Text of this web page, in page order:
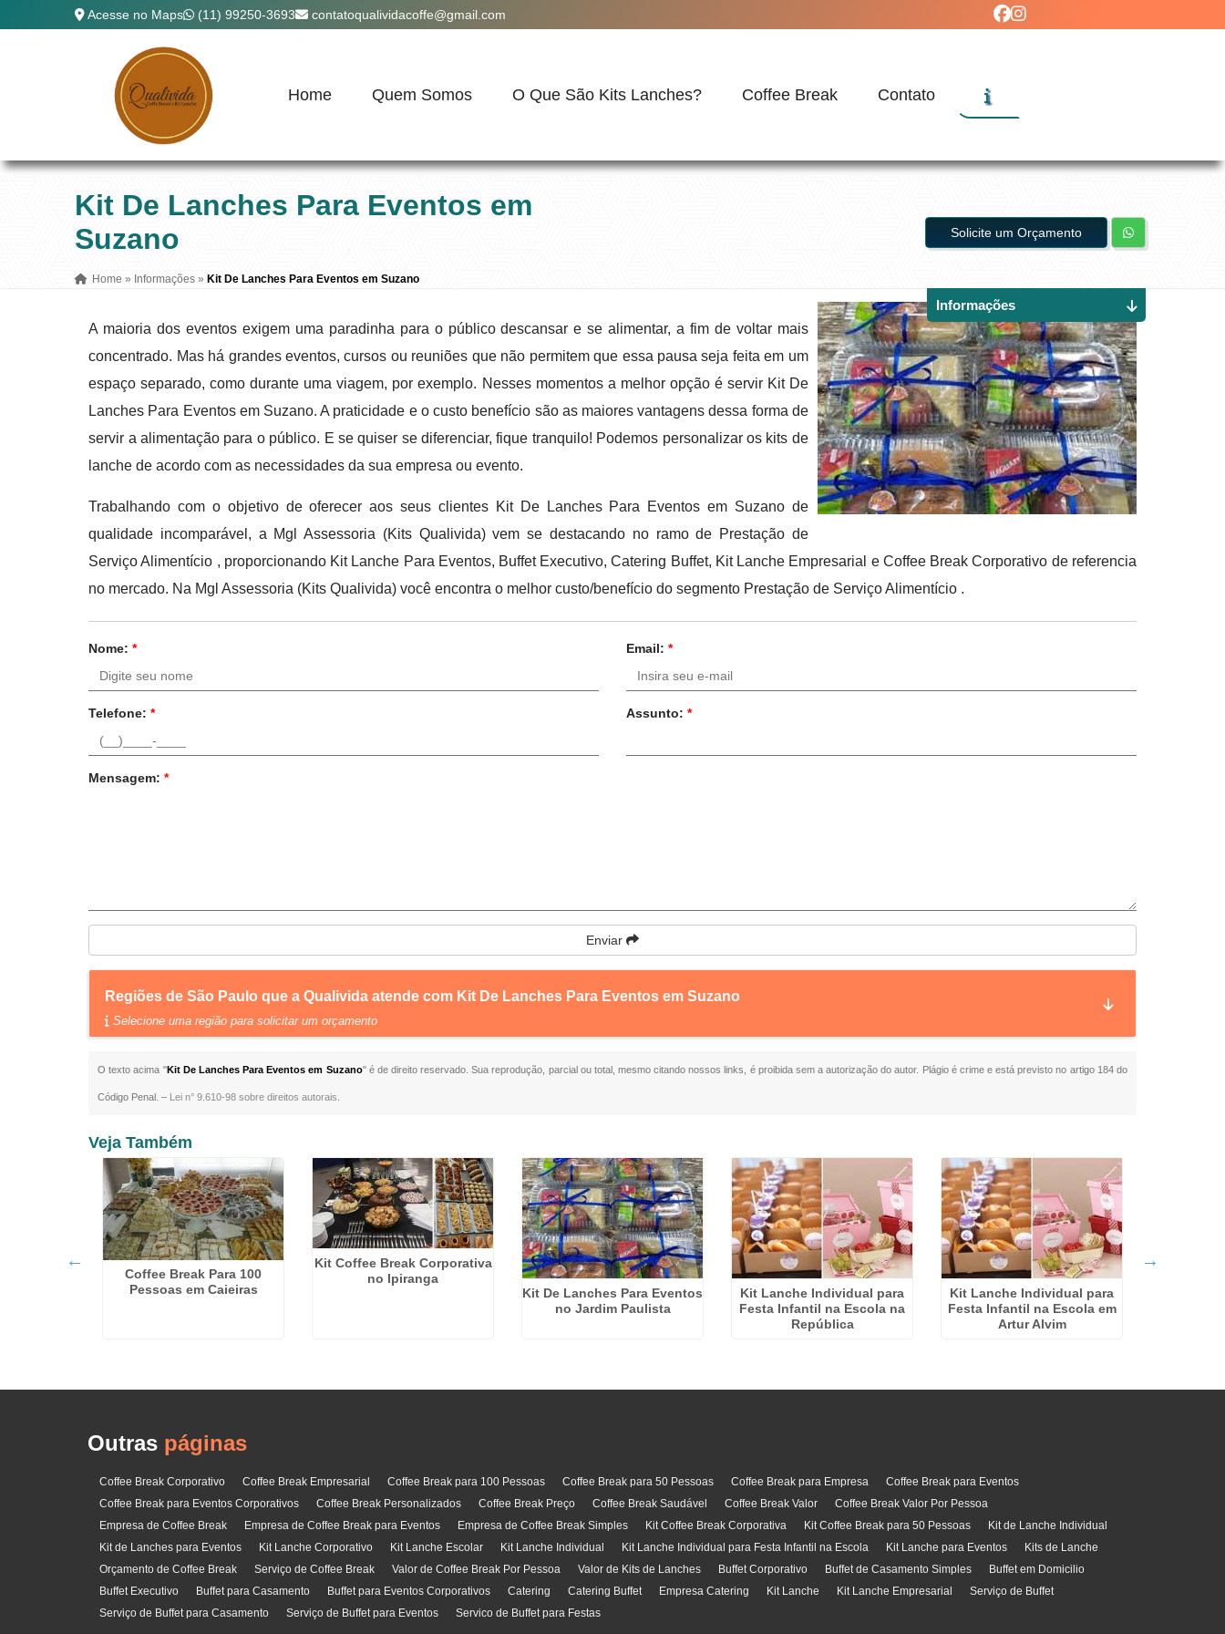
Acesse no Maps (11) 99250-3693 contatoqualividacoffe@gmail.com
Home Quem Somos O Que São Kits Lanches? Coffee Break Contato
Kit De Lanches Para Eventos em
Suzano
Home » Informações » Kit De Lanches Para Eventos em Suzano
Solicite um Orçamento
A maioria dos eventos exigem uma paradinha para o público descansar e se alimentar, a fim de voltar mais
concentrado. Mas há grandes eventos, cursos ou reuniões que não permitem que essa pausa seja feita em um
espaço separado, como durante uma viagem, por exemplo. Nesses momentos a melhor opção é servir Kit De
Lanches Para Eventos em Suzano. A praticidade e o custo benefício são as maiores vantagens dessa forma de
servir a alimentação para o público. E se quiser se diferenciar, fique tranquilo! Podemos personalizar os kits de
lanche de acordo com as necessidades da sua empresa ou evento.
Trabalhando com o objetivo de oferecer aos seus clientes Kit De Lanches Para Eventos em Suzano de
qualidade incomparável, a Mgl Assessoria (Kits Qualivida) vem se destacando no ramo de Prestação de
Serviço Alimentício , proporcionando Kit Lanche Para Eventos, Buffet Executivo, Catering Buffet, Kit Lanche Empresarial e Coffee Break Corporativo de referencia
no mercado. Na Mgl Assessoria (Kits Qualivida) você encontra o melhor custo/benefício do segmento Prestação de Serviço Alimentício .
Nome:* Email: *
Telefone:* Assunto: *
Mensagem:*
Enviar
Regiões de São Paulo que a Qualivida atende com Kit De Lanches Para Eventos em Suzano
Selecione uma região para solicitar um orçamento
O texto acima "Kit De Lanches Para Eventos em Suzano" é de direito reservado. Sua reprodução, parcial ou total, mesmo citando nossos links, é proibida sem a autorização do autor. Plágio é crime e está previsto no artigo 184 do
Código Penal. – Lei n° 9.610-98 sobre direitos autorais
Informações
Veja Também
Coffee Break Para 100
Pessoas em Caieiras
Kit Coffee Break Corporativa
no Ipiranga
Kit De Lanches Para Eventos
no Jardim Paulista
Kit Lanche Individual para
Festa Infantil na Escola na
República
Kit Lanche Individual para
Festa Infantil na Escola em
Artur Alvim
Outras páginas
Coffee Break Corporativo Coffee Break Empresarial Coffee Break para 100 Pessoas Coffee Break para 50 Pessoas Coffee Break para Empresa
Coffee Break para Eventos
Coffee Break para Eventos Corporativos
Coffee Break Personalizados Coffee Break Preço Coffee Break Saudável Coffee Break Valor
Coffee Break Valor Por Pessoa
Empresa de Coffee Break
Empresa de Coffee Break para Eventos Empresa de Coffee Break Simples Kit Coffee Break Corporativa Kit Coffee Break para 50 Pessoas
Kit de Lanche Individual
Kit de Lanches para Eventos
Kit Lanche Corporativo Kit Lanche Escolar Kit Lanche Individual Kit Lanche Individual para Festa Infantil na Escola Kit Lanche para Eventos
Kits de Lanche
Orçamento de Coffee Break
Serviço de Coffee Break Valor de Coffee Break Por Pessoa Valor de Kits de Lanches Buffet Corporativo Buffet de Casamento Simples
Buffet em Domicilio
Buffet Executivo
Buffet para Casamento Buffet para Eventos Corporativos Catering Catering Buffet Empresa Catering Kit Lanche Kit Lanche Empresarial
Serviço de Buffet
Serviço de Buffet para Casamento
Serviço de Buffet para Eventos Servico de Buffet para Festas